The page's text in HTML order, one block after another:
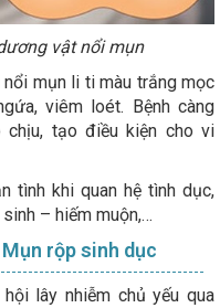
vật nổi mụn
nổi mụn li ti màu trắng mọc
viêm loét. Bệnh càng
chịu, tạo điều kiện cho vi
tình khi quan hệ tình dục,
– hiếm muộn,…
rộp sinh dục
lây nhiễm chủ yếu qua